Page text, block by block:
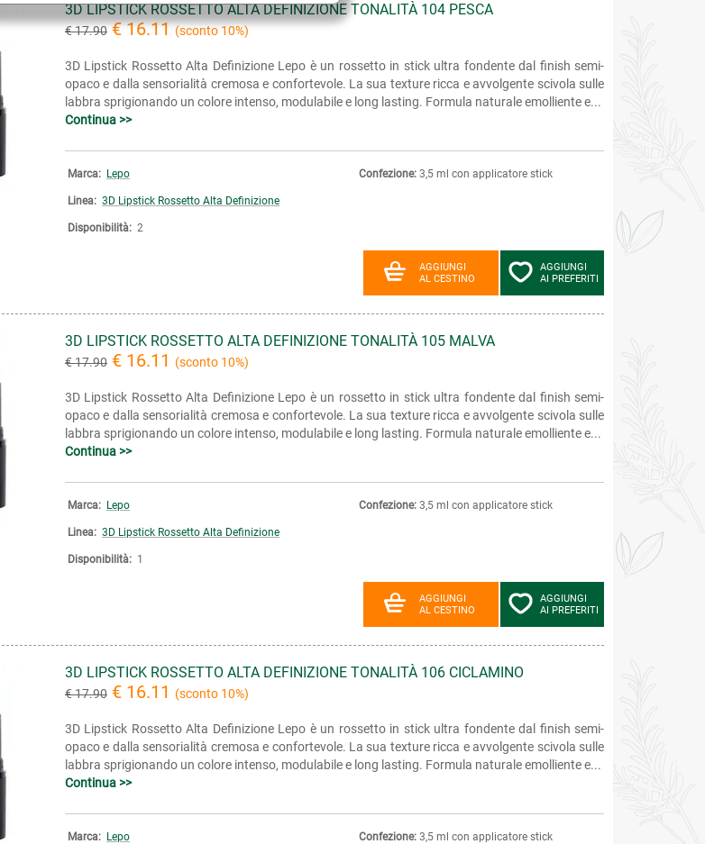
3D LIPSTICK ROSSETTO ALTA DEFINIZIONE TONALITÀ 104 PESCA
€ 17.90 € 16.11(sconto 10%)
3D Lipstick Rossetto Alta Definizione Lepo è un rossetto in stick ultra fondente dal finish semi-
opaco e dalla sensorialità cremosa e confortevole. La sua texture ricca e avvolgente scivola sulle
labbra sprigionando un colore intenso, modulabile e long lasting. Formula naturale emolliente e...
Continua >>
Marca: Lepo
Linea: 3D Lipstick Rossetto Alta Definizione
Disponibilità: 2
Confezione: 3,5 ml con applicatore stick
AGGIUNGI
AL CESTINO
AGGIUNGI
AI PREFERITI
3D LIPSTICK ROSSETTO ALTA DEFINIZIONE TONALITÀ 105 MALVA
€ 17.90 € 16.11 (sconto 10%)
3D Lipstick Rossetto Alta Definizione Lepo è un rossetto in stick ultra fondente dal finish semi-
opaco e dalla sensorialità cremosa e confortevole. La sua texture ricca e avvolgente scivola sulle
labbra sprigionando un colore intenso, modulabile e long lasting. Formula naturale emolliente e...
Continua >>
Marca: Lepo
Linea: 3D Lipstick Rossetto Alta Definizione
Disponibilità: 1
Confezione: 3,5 ml con applicatore stick
AGGIUNGI
AL CESTINO
AGGIUNGI
AI PREFERITI
3D LIPSTICK ROSSETTO ALTA DEFINIZIONE TONALITÀ 106 CICLAMINO
€ 17.90 € 16.11 (sconto 10%)
3D Lipstick Rossetto Alta Definizione Lepo è un rossetto in stick ultra fondente dal finish semi-
opaco e dalla sensorialità cremosa e confortevole. La sua texture ricca e avvolgente scivola sulle
labbra sprigionando un colore intenso, modulabile e long lasting. Formula naturale emolliente e...
Continua >>
Marca: Lepo Confezione: 3,5 ml con applicatore stick